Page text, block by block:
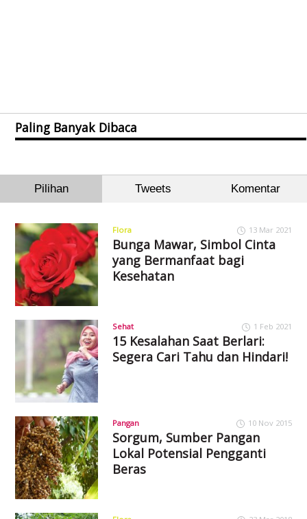
Paling Banyak Dibaca
Pilihan Tweets Komentar
Flora 13 Mar 2021
Bunga Mawar, Simbol Cinta
yang Bermanfaat bagi
Kesehatan
Sehat 1 Feb 2021
15 Kesalahan Saat Berlari:
Segera Cari Tahu dan Hindari!
Pangan 10 Nov 2015
Sorgum, Sumber Pangan
Lokal Potensial Pengganti
Beras